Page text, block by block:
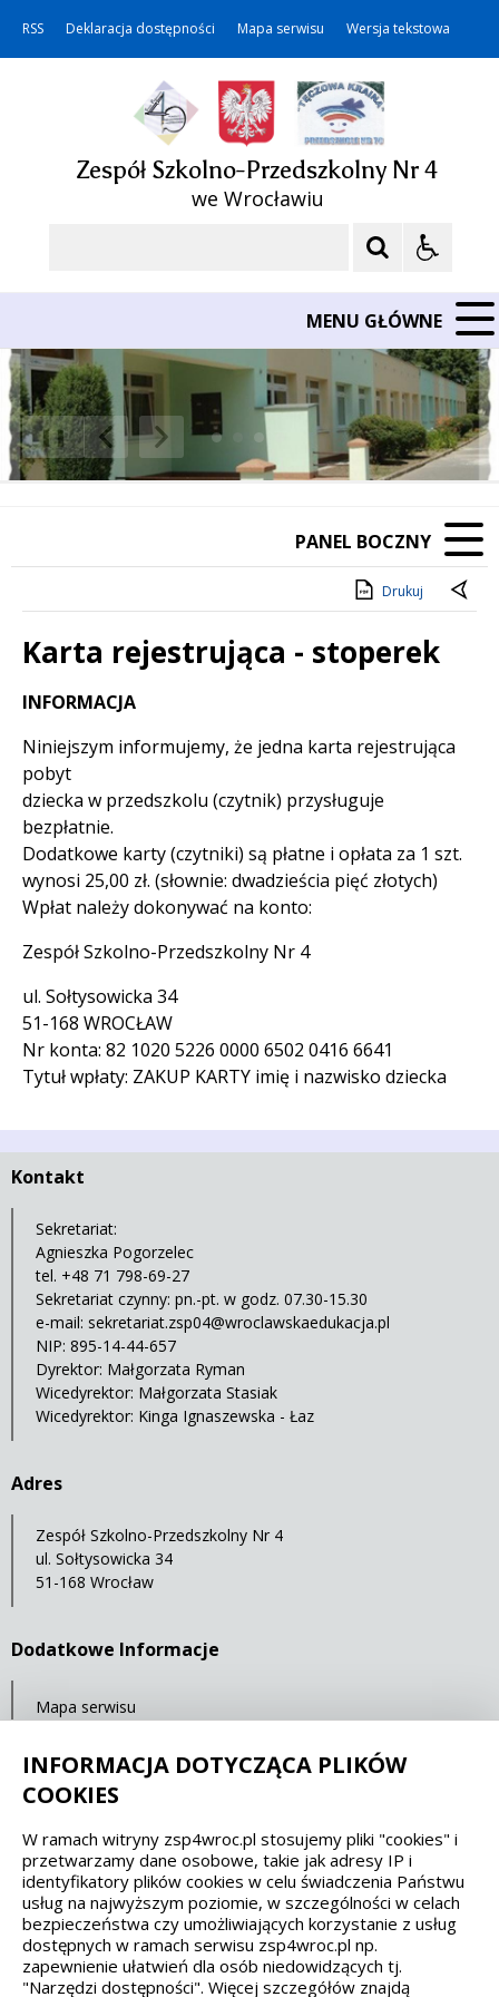
RSS Deklaracja dostępności Mapa serwisu Wersja tekstowa
Zespół Szkolno-Przedszkolny Nr 4
we Wrocławiu
MENU GŁÓWNE
Poprzedni Element
Następny Element
❚❚
PANEL BOCZNY
Drukuj
Karta rejestrująca - stoperek
Treść
INFORMACJA
Niniejszym informujemy, że jedna karta rejestrująca
pobyt
dziecka w przedszkolu (czytnik) przysługuje
bezpłatnie.
Dodatkowe karty (czytniki) są płatne i opłata za 1 szt.
wynosi 25,00 zł. (słownie: dwadzieścia pięć złotych)
Wpłat należy dokonywać na konto:
Zespół Szkolno-Przedszkolny Nr 4
ul. Sołtysowicka 34
51-168 WROCŁAW
Nr konta: 82 1020 5226 0000 6502 0416 6641
Tytuł wpłaty: ZAKUP KARTY imię i nazwisko dziecka
Kontakt
Sekretariat:
Agnieszka Pogorzelec
tel. +48 71 798-69-27
Sekretariat czynny: pn.-pt. w godz. 07.30-15.30
e-mail: sekretariat.zsp04@wroclawskaedukacja.pl
NIP: 895-14-44-657
Dyrektor: Małgorzata Ryman
Wicedyrektor: Małgorzata Stasiak
Wicedyrektor: Kinga Ignaszewska - Łaz
Adres
Zespół Szkolno-Przedszkolny Nr 4
ul. Sołtysowicka 34
51-168 Wrocław
Dodatkowe Informacje
Mapa serwisu
Spełniamy standardy dostępności oraz W3C
WCAG 2.1 SECTION 508 EAA/EN 301549
IS 5568
INFORMACJA DOTYCZĄCA PLIKÓW
COOKIES
W ramach witryny zsp4wroc.pl stosujemy pliki "cookies" i
przetwarzamy dane osobowe, takie jak adresy IP i
identyfikatory plików cookies w celu świadczenia Państwu
usług na najwyższym poziomie, w szczególności w celach
bezpieczeństwa czy umożliwiających korzystanie z usług
dostępnych w ramach serwisu zsp4wroc.pl np.
zapewnienie ułatwień dla osób niedowidzących tj.
"Narzędzi dostępności". Więcej szczegółów znajdą